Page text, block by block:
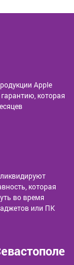
Apple
которая
которая
во время
или ПК